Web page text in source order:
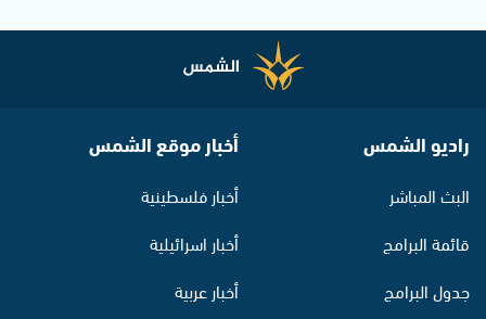
راديو الشمس
البث المباشر
قائمة البرامج
جدول البرامج
أخبار موقع الشمس
أخبار فلسطينية
أخبار اسرائيلية
أخبار عربية